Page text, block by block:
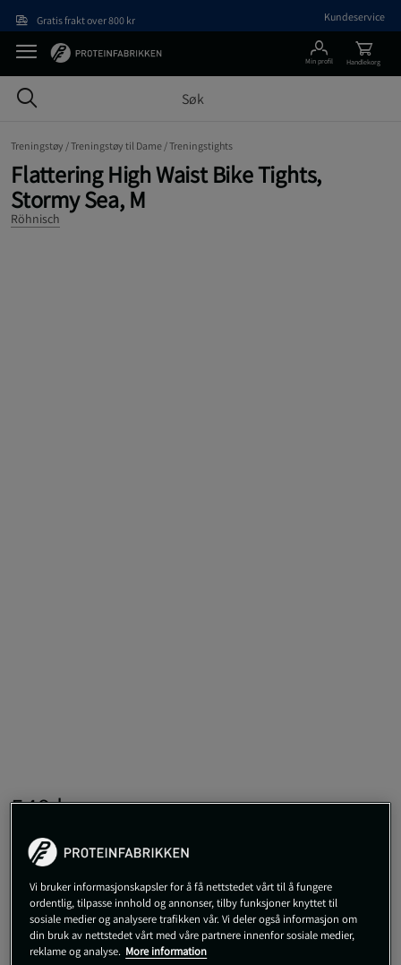
Gratis frakt over 800 kr Kundeservice
Min profil Handlekorg
Treningstøy /Treningstøy til Dame /Treningstights
Flattering High Waist Bike Tights,
Stormy Sea, M
Röhnisch
549 kr
Kjøp
Vi bruker informasjonskapsler for å få nettstedet vårt til å fungere
ordentlig, tilpasse innhold og annonser, tilby funksjoner knyttet til
sosiale medier og analysere trafikken vår. Vi deler også informasjon om
din bruk av nettstedet vårt med våre partnere innenfor sosiale medier,
reklame og analyse. More information